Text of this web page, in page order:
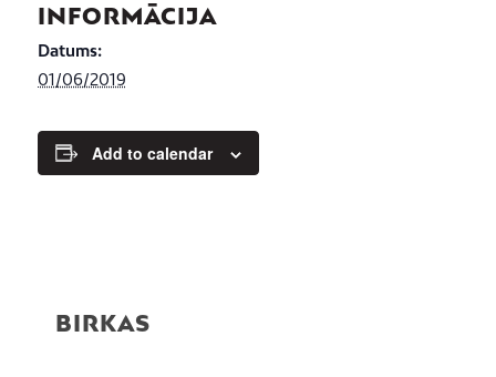
INFORMĀCIJA
Datums:
01/06/2019
Add to calendar
BIRKAS